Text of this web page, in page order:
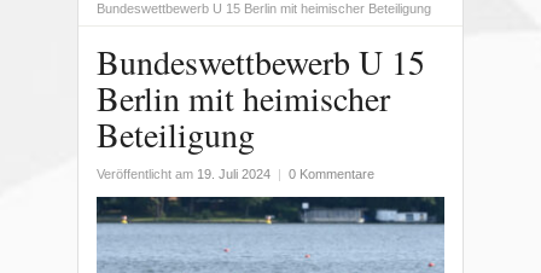
Bundeswettbewerb U 15 Berlin mit heimischer Beteiligung
Bundeswettbewerb U 15
Berlin mit heimischer
Beteiligung
Veröffentlicht am 19. Juli 2024 0 Kommentare